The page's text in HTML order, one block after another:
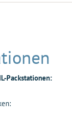
Packstationen: